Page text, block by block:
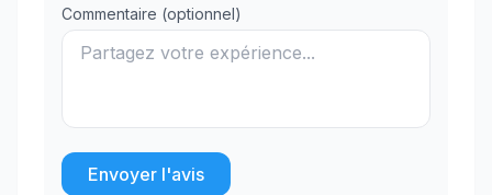
Commentaire (optionnel)
Envoyer l'avis